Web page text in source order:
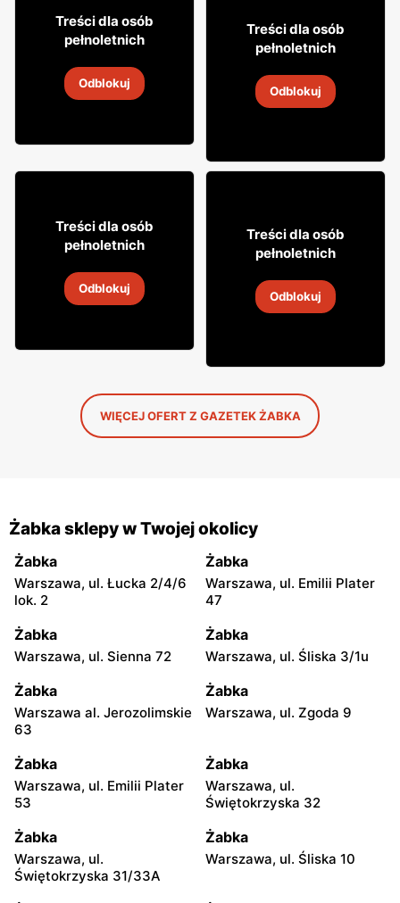
4999
18 sie 2026
Treści dla osób
pełnoletnich
Odblokuj
2999
Wódka Żołądkowa Gorzka
18 sie 2026
Treści dla osób
pełnoletnich
Odblokuj
49 99
18 sie 2026
Treści dla osób
pełnoletnich
Odblokuj
3199
Napój alkoholowy Soplica
18 sie 2026
Treści dla osób
pełnoletnich
Odblokuj
WIĘCEJ OFERT Z GAZETEK ŻABKA
Żabka sklepy w Twojej okolicy
Żabka
Warszawa, ul. Łucka 2/4/6
lok. 2
Żabka
Warszawa, ul. Emilii Plater
47
Żabka
Warszawa, ul. Sienna 72
Żabka
Warszawa, ul. Śliska 3/1u
Żabka
Warszawa al. Jerozolimskie
63
Żabka
Warszawa, ul. Zgoda 9
Żabka
Warszawa, ul. Emilii Plater
53
Żabka
Warszawa, ul.
Świętokrzyska 32
Żabka
Warszawa, ul.
Świętokrzyska 31/33A
Żabka
Warszawa, ul. Śliska 10